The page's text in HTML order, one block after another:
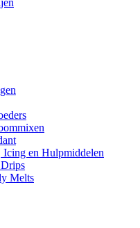
Icing en Hulpmiddelen
Melts